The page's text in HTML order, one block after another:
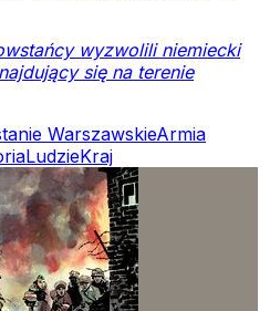
wyzwolili niemiecki
się na terenie
WarszawskieArmia
LudzieKraj